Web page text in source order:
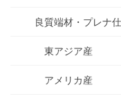
良質端材・プレナ
東アジア産
アメリカ産